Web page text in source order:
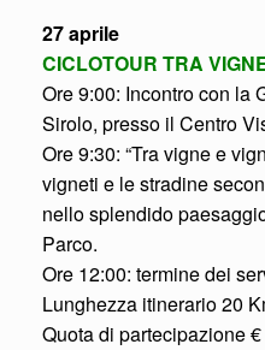
27 aprile
CICLOTOUR TRA
Ore 9:00: Incontro con la
Sirolo, presso il Centro
Ore 9:30: “Tra vigne e
vigneti e le stradine
nello splendido
Parco.
Ore 12:00: termine dei
Lunghezza itinerario 20
Quota di partecipazione